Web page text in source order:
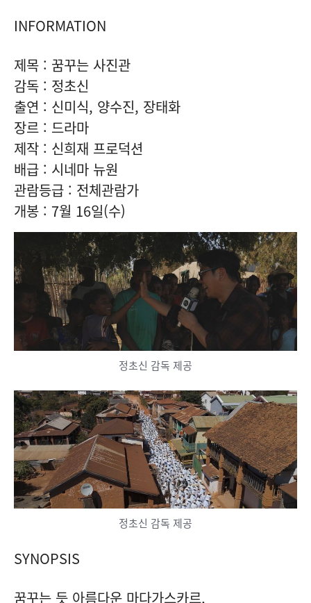
INFORMATION
제목 : 꿈꾸는 사진관
감독 : 정초신
출연 : 신미식, 양수진, 장태화
장르 : 드라마
제작 : 신희재 프로덕션
배급 : 시네마 뉴원
관람등급 : 전체관람가
개봉 : 7월 16일(수)
정초신 감독 제공
정초신 감독 제공
SYNOPSIS
꿈꾸는 듯 아름다운 마다가스카르,